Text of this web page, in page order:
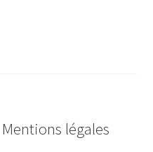
Mentions légales